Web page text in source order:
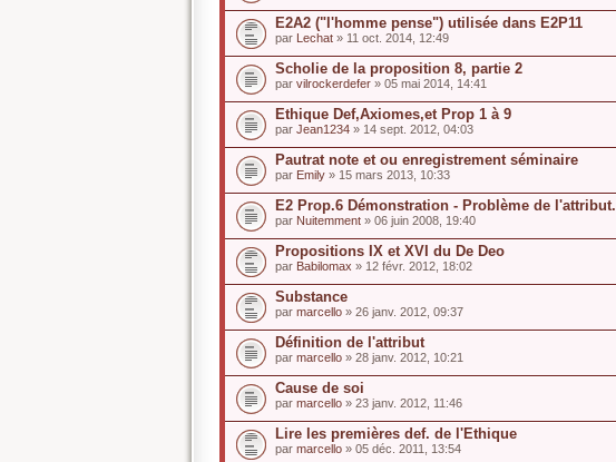
E2A2 ("l'homme pense") utilisée dans E2P11
par Lechat » 11 oct. 2014, 12:49
Scholie de la proposition 8, partie 2
par vilrockerdefer » 05 mai 2014, 14:41
Ethique Def,Axiomes,et Prop 1 à 9
par Jean1234 » 14 sept. 2012, 04:03
Pautrat note et ou enregistrement séminaire
par Emily » 15 mars 2013, 10:33
E2 Prop.6 Démonstration - Problème de l'attribut.
par Nuitemment » 06 juin 2008, 19:40
Propositions IX et XVI du De Deo
par Babilomax » 12 févr. 2012, 18:02
Substance
par marcello » 26 janv. 2012, 09:37
Définition de l'attribut
par marcello » 28 janv. 2012, 10:21
Cause de soi
par marcello » 23 janv. 2012, 11:46
Lire les premières def. de l'Ethique
par marcello » 05 déc. 2011, 13:54